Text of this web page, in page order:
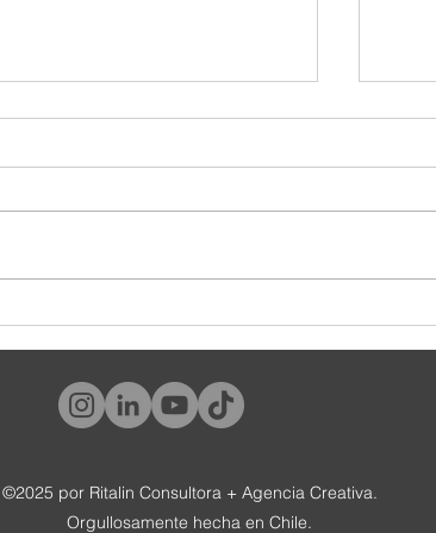
¿Y tú, qué tipo de cliente eres?
©2025 por Ritalin Consultora + Agencia Creativa.
Orgullosamente hecha en Chile.